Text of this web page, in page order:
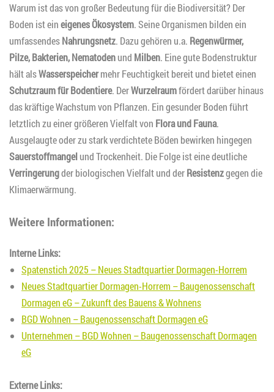
Warum ist das von großer Bedeutung für die Biodiversität? Der
Boden ist eineigenes Ökosystem. Seine Organismen bilden ein
umfassendesNahrungsnetz. Dazu gehören u.a. Regenwürmer,
Pilze, Bakterien, Nematodenund Milben. Eine gute Bodenstruktur
hält alsWasserspeichermehr Feuchtigkeit bereit und bietet einen
Schutzraum für Bodentiere. DerWurzelraumfördert darüber hinaus
das kräftige Wachstum von Pflanzen. Ein gesunder Boden führt
letztlich zu einer größeren Vielfalt von Flora und Fauna.
Ausgelaugte oder zu stark verdichtete Böden bewirken hingegen
Sauerstoffmangelund Trockenheit. Die Folge ist eine deutliche
Verringerungder biologischen Vielfalt und derResistenzgegen die
Klimaerwärmung.
Weitere Informationen:
Interne Links:
Spatenstich 2025 – Neues Stadtquartier Dormagen-Horrem
Neues Stadtquartier Dormagen-Horrem – Baugenossenschaft
Dormagen eG – Zukunft des Bauens & Wohnens
BGD Wohnen – Baugenossenschaft Dormagen eG
Unternehmen – BGD Wohnen – Baugenossenschaft Dormagen
eG
Externe Links: